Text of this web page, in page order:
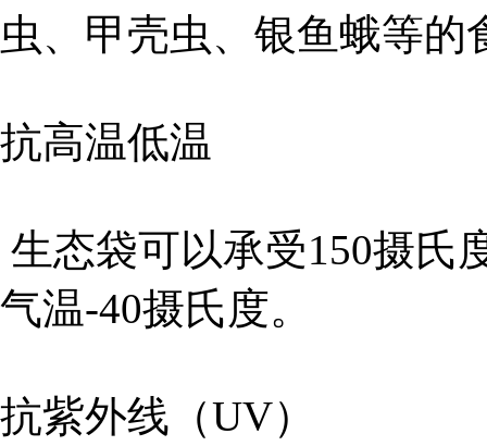
虫、甲壳虫、银鱼蛾等的
抗高温低温
生态袋可以承受150摄氏
气温-40摄氏度。
抗紫外线（UV）